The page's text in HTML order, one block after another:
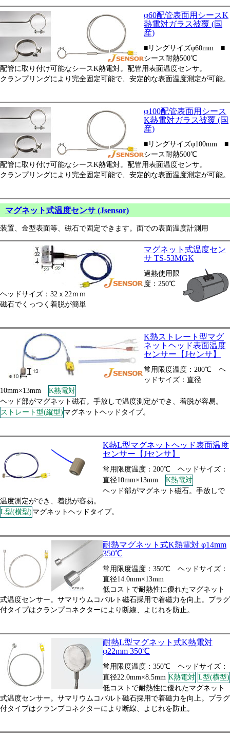
φ60配管表面用シースK
熱電対ガラス被覆 (国
産)
■リングサイズφ60mm ■
シース耐熱500℃
配管に取り付け可能なシースK熱電対。配管用表面温度センサ。
クランプリングにより完全固定可能で、安定的な表面温度測定が可能。
φ100配管表面用シース
K熱電対ガラス被覆 (国
産)
■リングサイズφ100mm ■
シース耐熱500℃
配管に取り付け可能なシースK熱電対。配管用表面温度センサ。
クランプリングにより完全固定可能で、安定的な表面温度測定が可能。
マグネット式温度センサ (Jsensor)
装置、金型表面等、磁石で固定できます。面での表面温度計測用
マグネット式温度セン
サ TS-53MGK
過熱使用限
度：250℃
ヘッドサイズ：32ｘ22ｍｍ
磁石でくっつく着脱が簡単
K熱ストレート型マグ
ネットヘッド表面温度
センサー【Jセンサ】
常用限度温度：200℃ ヘ
ッドサイズ：直径
10mm×13mm K熱電対
ヘッド部がマグネット磁石。手放しで温度測定ができ、着脱が容易。
ストレート型(縦型) マグネットヘッドタイプ。
K熱L型マグネットヘッド表面温度
センサー【Jセンサ】
常用限度温度：200℃ ヘッドサイズ：
直径10mm×13mm K熱電対
ヘッド部がマグネット磁石。手放しで
温度測定ができ、着脱が容易。
L型(横型) マグネットヘッドタイプ。
耐熱マグネット式K熱電対 φ14mm
350℃
常用限度温度：350℃ ヘッドサイズ：
直径14.0mm×13mm
低コストで耐熱性に優れたマグネット
式温度センサー。サマリウムコバルト磁石採用で着磁力を向上。プラグ
付タイプはクランプコネクターにより断線、よじれを防止。
耐熱L型マグネット式K熱電対
φ22mm 350℃
常用限度温度：350℃ ヘッドサイズ：
直径22.0mm×8.5mm K熱電対 L型(横型)
低コストで耐熱性に優れたマグネット
式温度センサー。サマリウムコバルト磁石採用で着磁力を向上。プラグ
付タイプはクランプコネクターにより断線、よじれを防止。